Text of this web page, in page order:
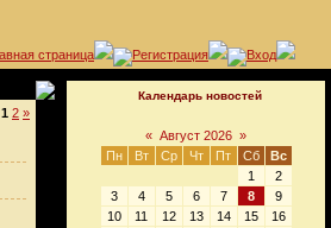
1 2 »
Календарь новостей
« Август 2026 »
Пн
Вт Ср Чт Пт Сб
Вс
1
2
3
4 5 6 7 8
9
10
11 12 13 14 15
16